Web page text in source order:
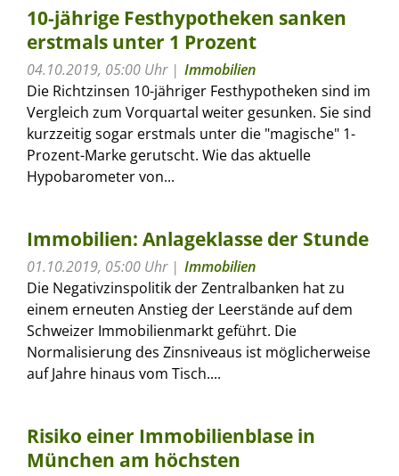
10-jährige Festhypotheken sanken
erstmals unter 1 Prozent
04.10.2019, 05:00 Uhr
Immobilien
Die Richtzinsen 10-jähriger Festhypotheken sind im
Vergleich zum Vorquartal weiter gesunken. Sie sind
kurzzeitig sogar erstmals unter die "magische" 1-
Prozent-Marke gerutscht. Wie das aktuelle
Hypobarometer von...
Immobilien: Anlageklasse der Stunde
01.10.2019, 05:00 Uhr
Immobilien
Die Negativzinspolitik der Zentralbanken hat zu
einem erneuten Anstieg der Leerstände auf dem
Schweizer Immobilienmarkt geführt. Die
Normalisierung des Zinsniveaus ist möglicherweise
auf Jahre hinaus vom Tisch....
Risiko einer Immobilienblase in
München am höchsten